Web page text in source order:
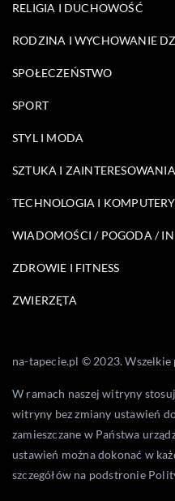
RELIGIA I DUCHOWOŚĆ
RODZINA I WYCHOWANIE
SPOŁECZEŃSTWO
SPORT
STYL I MODA
SZTUKA I ZAINTERESOWANIA
TECHNOLOGIA I KOMPUTERY
WIADOMOŚCI / POGODA /
ZDROWIE I FITNESS
ZWIERZĘTA
na-tapecie.pl © 2023. Wszelkie
W ramach naszej witryny
witryny bez zmiany ustawień
zamieszczane w Państwa
ustawień można dokonać w
szczegółów na podstronie